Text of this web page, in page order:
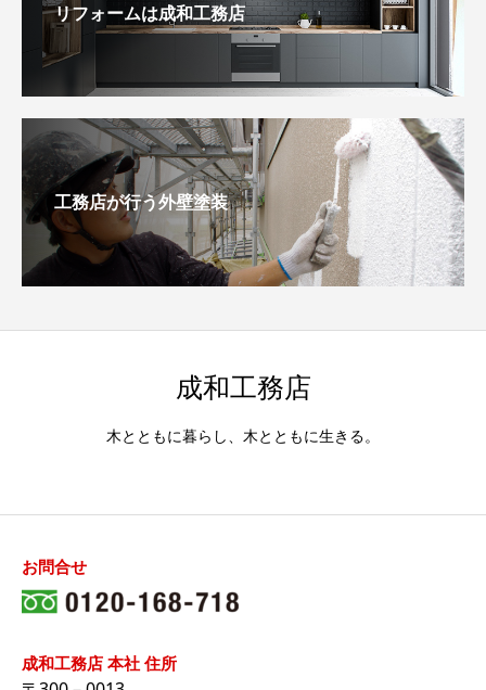
リフォームは成和工務店
工務店が行う外壁塗装
成和工務店
木とともに暮らし、木とともに生きる。
お問合せ
成和工務店 本社 住所